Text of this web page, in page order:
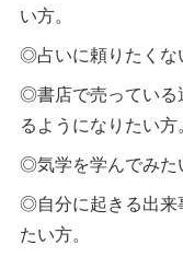
い方。
◎占いに頼りたくな
◎書店で売っている
るようになりたい方。
◎気学を学んでみた
◎自分に起きる出来
たい方。